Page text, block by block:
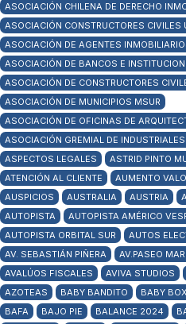
ASOCIACIÓN CHILENA DE DERECHO
ASOCIACIÓN CONSTRUCTORES CIVILES
ASOCIACIÓN DE AGENTES
ASOCIACIÓN DE BANCOS E
ASOCIACIÓN DE CONSTRUCTORES
ASOCIACIÓN DE MUNICIPIOS MSUR
ASOCIACIÓN DE OFICINAS DE
ASOCIACIÓN GREMIAL DE
ASPECTOS LEGALES
ASTRID PINTO
ATENCIÓN AL CLIENTE
AUMENTO
AUSPICIOS
AUSTRALIA AUSTRIA
AUTOPISTA
AUTOPISTA AMÉRICO
AUTOPISTA ORBITAL SUR
AUTOS
AV. SEBASTIÁN PIÑERA
AV.PASEO
AVALÚOS FISCALES
AVIVA STUDIOS
AZOTEAS
BABY BANDITO BABY BOX
BAFA
BAJO PIE BALANCE 2024